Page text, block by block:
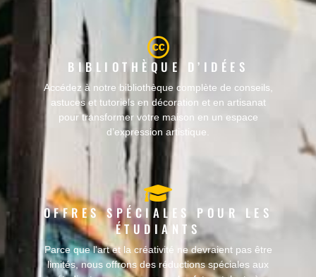
BIBLIOTHÈQUE D’IDÉES
Accédez à notre bibliothèque complète de conseils,
astuces et tutoriels en décoration et en artisanat
pour transformer votre maison en un espace
d’expression artistique.
OFFRES SPÉCIALES POUR LES
ÉTUDIANTS
Parce que l'art et la créativité ne devraient pas être
limités, nous offrons des réductions spéciales aux